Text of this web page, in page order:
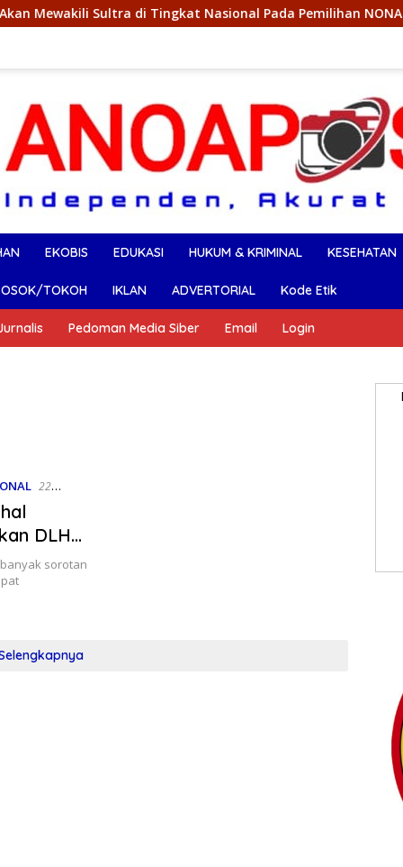
Tingkat Nasional Pada Pemilihan NONA Indonesia
EKOBIS EDUKASI HUKUM & KRIMINAL KESEHATAN
TOKOH IKLAN ADVERTORIAL Kode Etik
Pedoman Media Siber Email Login
22
DLH
sorotan